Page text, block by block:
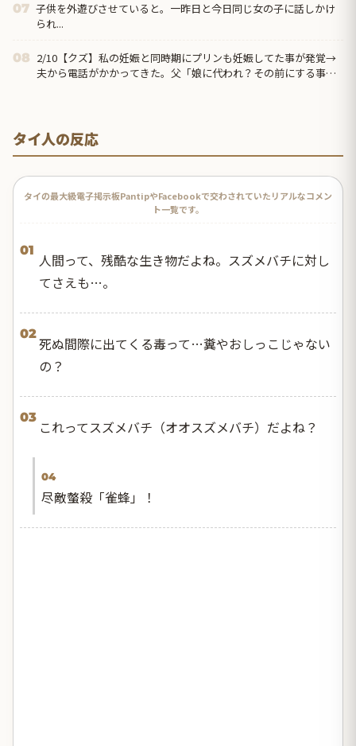
07 子供を外遊びさせていると。一昨日と今日同じ女の子に話しかけ
られ...
08 2/10【クズ】私の妊娠と同時期にプリンも妊娠してた事が発覚→
夫から電話がかかってきた。父「娘に代われ？その前にする事が
タイ人の反応
タイの最大級電子掲示板PantipやFacebookで交わされていたリアルなコメン
ト一覧です。
01
人間って、残酷な生き物だよね。スズメバチに対し
てさえも…。
02
死ぬ間際に出てくる毒って…糞やおしっこじゃない
の？
03
これってスズメバチ（オオスズメバチ）だよね？
04
尽敵螫殺「雀蜂」！